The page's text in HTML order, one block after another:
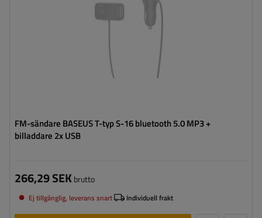
FM-sändare BASEUS T-typ S-16 bluetooth 5.0 MP3 +
billaddare 2x USB
266,29 SEKbrutto
Ej tillgänglig, leverans snart Individuell frakt